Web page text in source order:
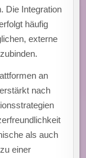
Die Integration
häufig
externe
an
nach
als auch
einer